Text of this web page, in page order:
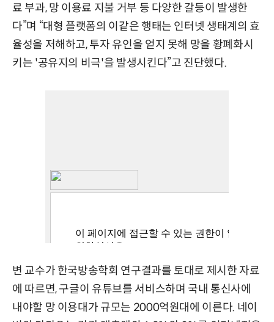
료 부과, 망 이용료 지불 거부 등 다양한 갈등이 발생한
다”며 “대형 플랫폼의 이같은 행태는 인터넷 생태계의 효
율성을 저해하고, 투자 유인을 얻지 못해 망을 황폐화시
키는 '공유지의 비극'을 발생시킨다”고 진단했다.
변 교수가 한국방송학회 연구결과를 토대로 제시한 자료
에 따르면, 구글이 유튜브를 서비스하며 국내 통신사에
내야할 망 이용대가 규모는 2000억원대에 이른다. 네이